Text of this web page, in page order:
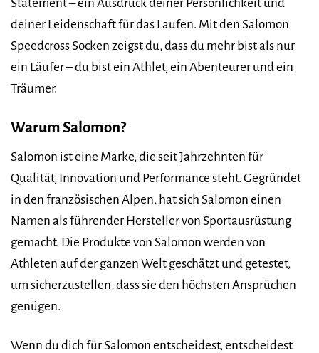
Statement – ein Ausdruck deiner Persönlichkeit und
deiner Leidenschaft für das Laufen. Mit den Salomon
Speedcross Socken zeigst du, dass du mehr bist als nur
ein Läufer – du bist ein Athlet, ein Abenteurer und ein
Träumer.
Warum Salomon?
Salomon ist eine Marke, die seit Jahrzehnten für
Qualität, Innovation und Performance steht. Gegründet
in den französischen Alpen, hat sich Salomon einen
Namen als führender Hersteller von Sportausrüstung
gemacht. Die Produkte von Salomon werden von
Athleten auf der ganzen Welt geschätzt und getestet,
um sicherzustellen, dass sie den höchsten Ansprüchen
genügen.
Wenn du dich für Salomon entscheidest, entscheidest